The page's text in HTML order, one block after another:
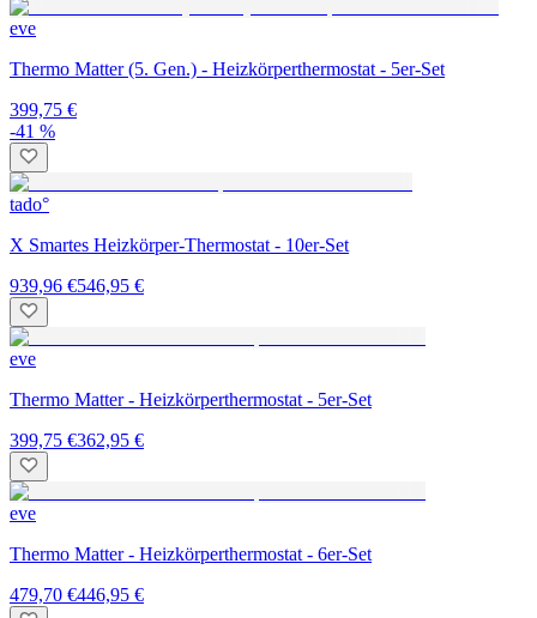
eve
Thermo Matter (5. Gen.) - Heizkörperthermostat - 5er-Set
399,75 €
-41 %
tado°
X Smartes Heizkörper-Thermostat - 10er-Set
939,96 €546,95 €
eve
Thermo Matter - Heizkörperthermostat - 5er-Set
399,75 €362,95 €
eve
Thermo Matter - Heizkörperthermostat - 6er-Set
479,70 €446,95 €